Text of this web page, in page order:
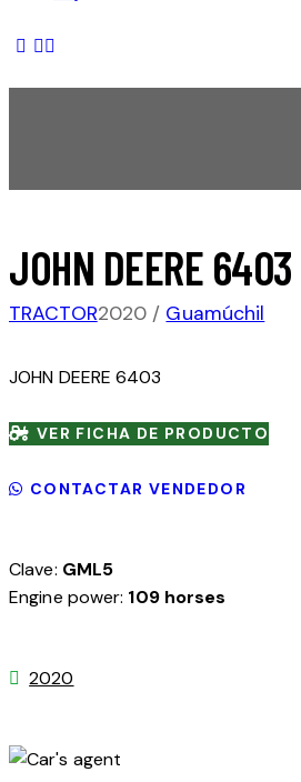
JOHN DEERE 6403
TRACTOR2020 Guamúchil
JOHN DEERE 6403
VER FICHA DE PRODUCTO
CONTACTAR VENDEDOR
Clave: GML5
Engine power: 109 horses
2020